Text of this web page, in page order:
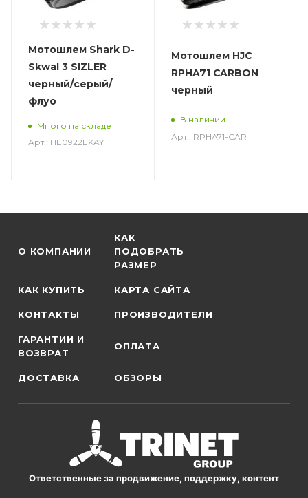
Мотошлем Shark D-
Skwal 3 SIZLER
черный/серый/
флуо
Много на складе
Арт.: HE0922EKAY
Мотошлем HJC
RPHA71 CARBON
черный
В наличии
Арт.: RPHA71-CAR
О КОМПАНИИ
КАК
ПОДОБРАТЬ
РАЗМЕР
КАК КУПИТЬ КАРТА САЙТА
КОНТАКТЫ ПРОИЗВОДИТЕЛИ
ГАРАНТИИ И
ВОЗВРАТ
ОПЛАТА
ДОСТАВКА ОБЗОРЫ
Ответственные за продвижение, поддержку, контент